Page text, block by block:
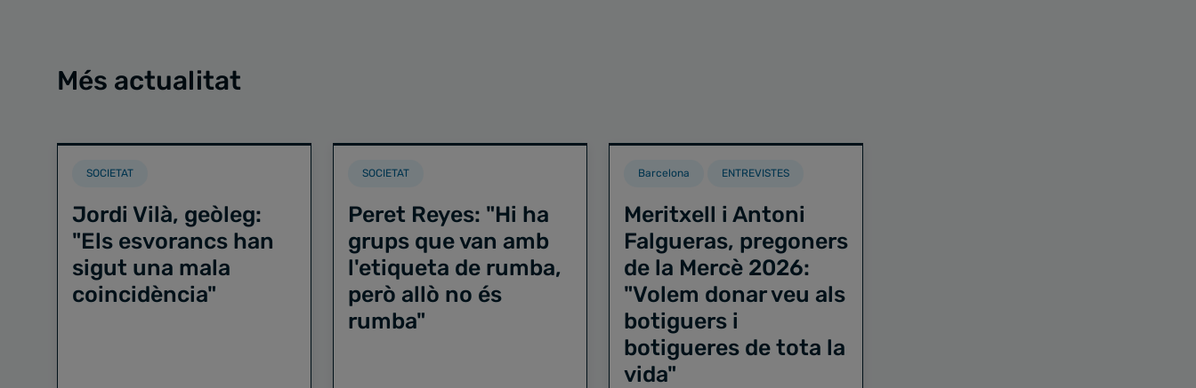
Més actualitat
SOCIETAT
Jordi Vilà, geòleg:
"Els esvorancs han
sigut una mala
coincidència"
SOCIETAT
Peret Reyes: "Hi ha
grups que van amb
l'etiqueta de rumba,
però allò no és
rumba"
Barcelona ENTREVISTES
Meritxell i Antoni
Falgueras, pregoners
de la Mercè 2026:
"Volem donar veu als
botiguers i
botigueres de tota la
vida"